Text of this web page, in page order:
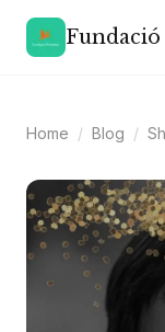
Home / Blog /